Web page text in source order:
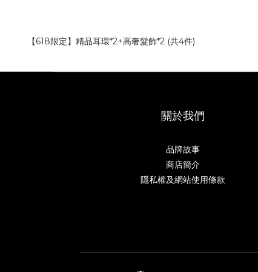
【618限定】精品耳環*2+高奢髮飾*2 (共4件)
關於我們
品牌故事
商店簡介
隱私權及網站使用條款